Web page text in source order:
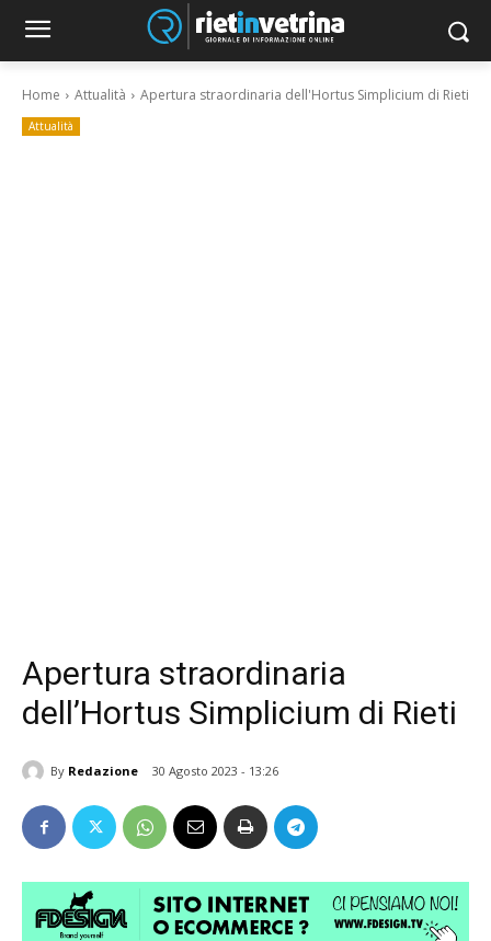
Home Attualità Apertura straordinaria dell'Hortus Simplicium di Rieti
Attualità
Apertura straordinaria
dell’Hortus Simplicium di Rieti
By Redazione 30 Agosto 2023 - 13:26